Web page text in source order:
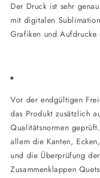
Der Druck ist sehr
mit digitalen
Grafiken und Aufdrucke
Vor der endgültigen
das Produkt zusätzlich
Qualitätsnormen
allem die Kanten,
und die Überprüfung
Zusammenklappen